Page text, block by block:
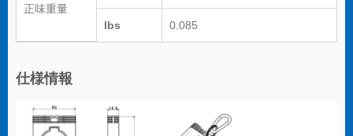
正味重量
lbs 0.085
仕様情報